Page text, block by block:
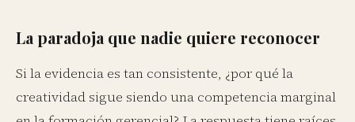
La paradoja que nadie quiere reconocer
Si la evidencia es tan consistente, ¿por qué la
creatividad sigue siendo una competencia marginal